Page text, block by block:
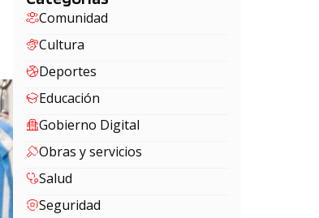
Comunidad
Cultura
Deportes
Educación
Gobierno Digital
Obras y servicios
Salud
Seguridad